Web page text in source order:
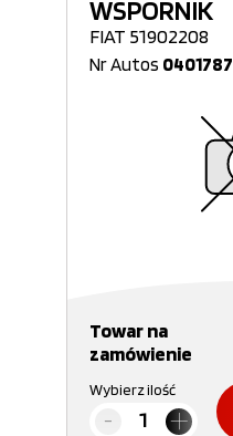
WSPORNIK
FIAT 51902208
Nr Autos 0401787
Towar na
zamówienie
Wybierz ilość